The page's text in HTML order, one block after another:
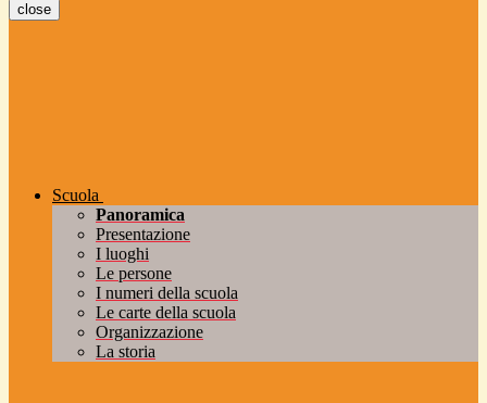
close
Scuola
Panoramica
Presentazione
I luoghi
Le persone
I numeri della scuola
Le carte della scuola
Organizzazione
La storia